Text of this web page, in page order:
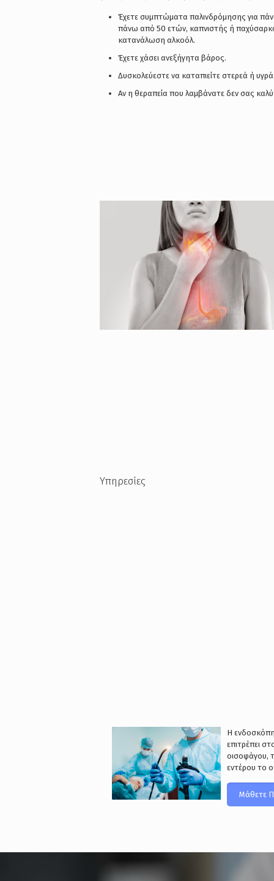
Έχετε συμπτώματα παλινδρόμησης για
πάνω από 50 ετών, καπνιστής ή
κατανάλωση αλκοόλ.
Έχετε χάσει ανεξήγητα βάρος.
Δυσκολεύεστε να καταπιείτε στερεά ή
Αν η θεραπεία που λαμβάνατε δεν σας
Υπηρεσίες
Η
επιτρέπει
οισοφάγου,
εντέρου το
Μάθετε